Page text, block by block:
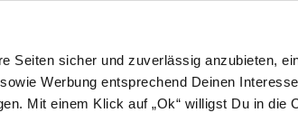
Seiten sicher und zuverlässig anzubieten,
Werbung entsprechend Deinen
Mit einem Klick auf „Ok“ willigst Du in die